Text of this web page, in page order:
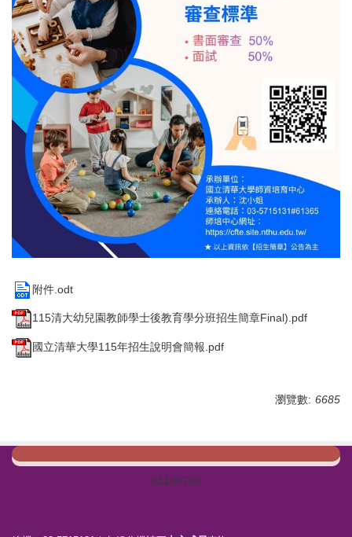
附件.odt
115清大幼兒園教師學士後教育學分班招生簡章Final).pdf
國立清華大學115年招生說明會簡報.pdf
瀏覽數: 6685
031 69706